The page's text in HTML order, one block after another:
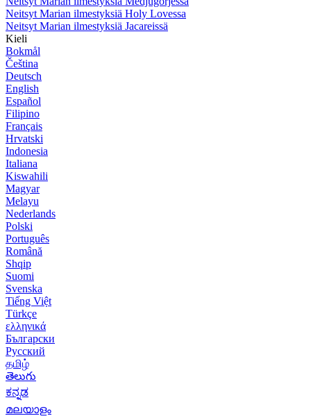
Neitsyt Marian ilmestyksiä Holy Lovessa
Neitsyt Marian ilmestyksiä Jacareissä
Kieli
Bokmål
Čeština
Deutsch
English
Español
Filipino
Français
Hrvatski
Indonesia
Italiana
Kiswahili
Magyar
Melayu
Nederlands
Polski
Português
Română
Shqip
Suomi
Svenska
Tiếng Việt
Türkçe
ελληνικά
Български
Русский
தமிழ்
తెలుగు
ಕನ್ನಡ
മലയാളം